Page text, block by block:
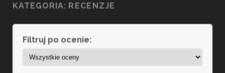
KATEGORIA: RECENZJE
Filtruj po ocenie: